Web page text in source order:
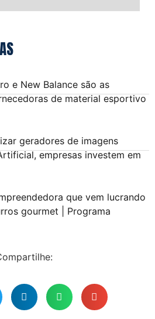
e New Balance são as
de material esportivo
geradores de imagens
empresas investem em
que vem lucrando
gourmet | Programa